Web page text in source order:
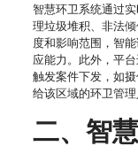
智慧环卫系统通过
理垃圾堆积、非法
度和影响范围，智
应能力。此外，平
触发案件下发，如
给该区域的环卫管理
二、智